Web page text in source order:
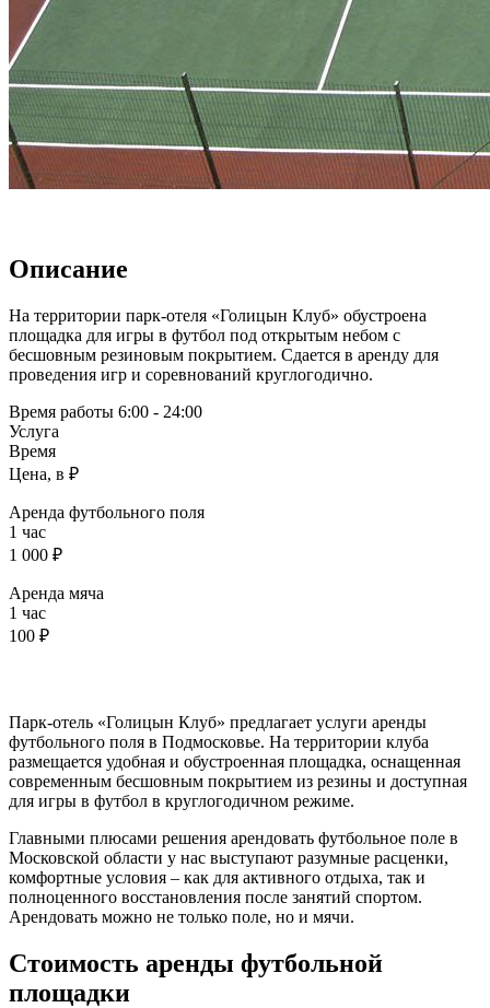
Описание
На территории парк-отеля «Голицын Клуб» обустроена
площадка для игры в футбол под открытым небом с
бесшовным резиновым покрытием. Сдается в аренду для
проведения игр и соревнований круглогодично.
Время работы 6:00 - 24:00
Услуга
Время
Цена, в ₽
Аренда футбольного поля
1 час
1 000 ₽
Аренда мяча
1 час
100 ₽
Парк-отель «Голицын Клуб» предлагает услуги аренды
футбольного поля в Подмосковье. На территории клуба
размещается удобная и обустроенная площадка, оснащенная
современным бесшовным покрытием из резины и доступная
для игры в футбол в круглогодичном режиме.
Главными плюсами решения арендовать футбольное поле в
Московской области у нас выступают разумные расценки,
комфортные условия – как для активного отдыха, так и
полноценного восстановления после занятий спортом.
Арендовать можно не только поле, но и мячи.
Стоимость аренды футбольной
площадки